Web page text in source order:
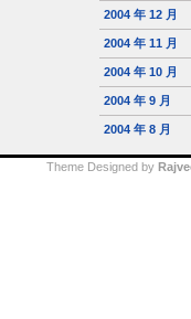
2004 年 12 月
2004 年 11 月
2004 年 10 月
2004 年 9 月
2004 年 8 月
Theme Designed by